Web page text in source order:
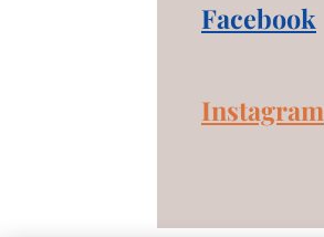
Facebook
Instagram